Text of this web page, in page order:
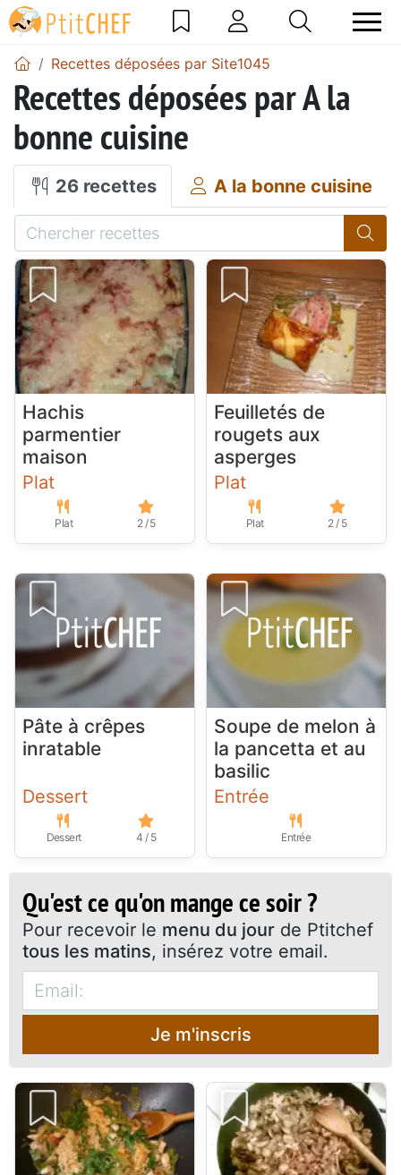
Recettes déposées par Site1045
Recettes déposées par A la
bonne cuisine
26 recettes A la bonne cuisine
Hachis
parmentier
maison
Plat
Plat 2 / 5
Feuilletés de
rougets aux
asperges
Plat
Plat 2 / 5
Pâte à crêpes
inratable
Dessert
Dessert 4 / 5
Soupe de melon à
la pancetta et au
basilic
Entrée
Entrée
Qu'est ce qu'on mange ce soir ?
Pour recevoir le menu du jour de Ptitchef
tous les matins, insérez votre email.
Je m'inscris